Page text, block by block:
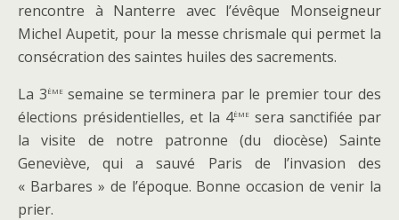
rencontre à Nanterre avec l’évêque Monseigneur
Michel Aupetit, pour la messe chrismale qui permet la
consécration des saintes huiles des sacrements.
La 3èmesemaine se terminera par le premier tour des
élections présidentielles, et la 4ème sera sanctifiée par
la visite de notre patronne (du diocèse) Sainte
Geneviève, qui a sauvé Paris de l’invasion des
« Barbares » de l’époque. Bonne occasion de venir la
prier.